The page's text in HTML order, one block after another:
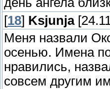
[18] Ksjunja
Меня назвали
осенью. Имена
нравились,
совсем другим